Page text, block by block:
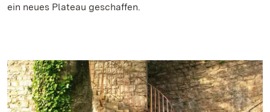
ein neues Plateau geschaffen.